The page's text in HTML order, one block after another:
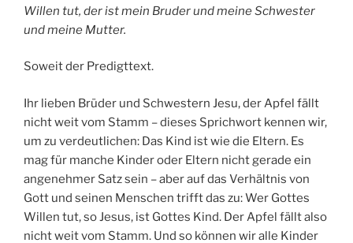
Willen tut, der ist mein Bruder und meine Schwester
und meine Mutter.
Soweit der Predigttext.
Ihr lieben Brüder und Schwestern Jesu, der Apfel fällt
nicht weit vom Stamm – dieses Sprichwort kennen wir,
um zu verdeutlichen: Das Kind ist wie die Eltern. Es
mag für manche Kinder oder Eltern nicht gerade ein
angenehmer Satz sein – aber auf das Verhältnis von
Gott und seinen Menschen trifft das zu: Wer Gottes
Willen tut, so Jesus, ist Gottes Kind. Der Apfel fällt also
nicht weit vom Stamm. Und so können wir alle Kinder